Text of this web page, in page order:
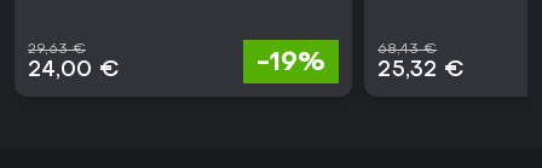
29,63 €
24,00 € -19%
68,43 €
25,32 €